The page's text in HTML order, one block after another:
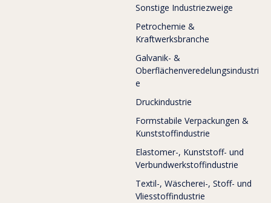
Sonstige Industriezweige
Petrochemie &
Kraftwerksbranche
Galvanik- &
Oberflächenveredelungsindustri
e
Druckindustrie
Formstabile Verpackungen &
Kunststoffindustrie
Elastomer-, Kunststoff- und
Verbundwerkstoffindustrie
Textil-, Wäscherei-, Stoff- und
Vliesstoffindustrie